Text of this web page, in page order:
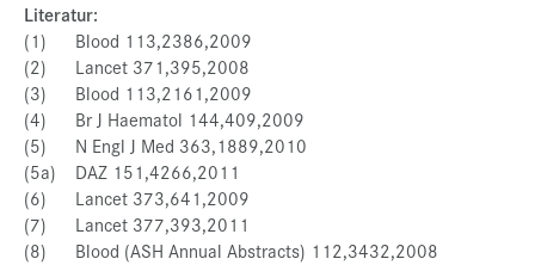
Literatur:
(1) Blood 113,2386,2009
(2) Lancet 371,395,2008
(3) Blood 113,2161,2009
(4) Br J Haematol 144,409,2009
(5) N Engl J Med 363,1889,2010
(5a) DAZ 151,4266,2011
(6) Lancet 373,641,2009
(7) Lancet 377,393,2011
(8) Blood (ASH Annual Abstracts) 112,3432,2008